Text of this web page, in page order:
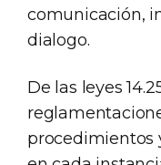
comunicación,
dialogo.
De las leyes
procedimientos